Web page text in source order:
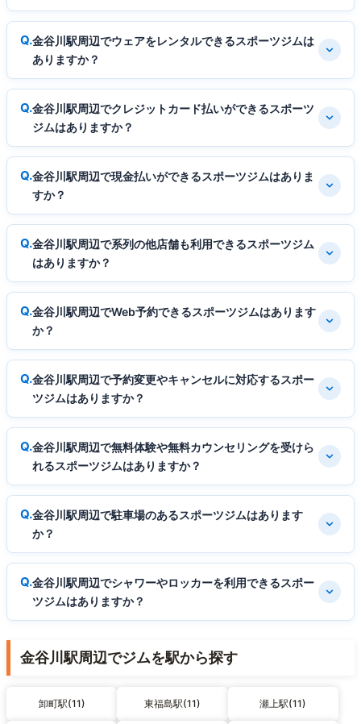
金谷川駅周辺でウェアをレンタルできるスポーツジムは
ありますか？
金谷川駅周辺でクレジットカード払いができるスポーツ
ジムはありますか？
金谷川駅周辺で現金払いができるスポーツジムはありま
すか？
金谷川駅周辺で系列の他店舗も利用できるスポーツジム
はありますか？
金谷川駅周辺でWeb予約できるスポーツジムはあります
か？
金谷川駅周辺で予約変更やキャンセルに対応するスポー
ツジムはありますか？
金谷川駅周辺で無料体験や無料カウンセリングを受けら
れるスポーツジムはありますか？
金谷川駅周辺で駐車場のあるスポーツジムはあります
か？
金谷川駅周辺でシャワーやロッカーを利用できるスポー
ツジムはありますか？
金谷川駅周辺でジムを駅から探す
卸町駅(11) 東福島駅(11) 瀬上駅(11)